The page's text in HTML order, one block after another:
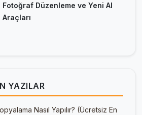
Fotoğraf Düzenleme ve Yeni AI
Araçları
YAZILAR
Nasıl Yapılır? (Ücretsiz En